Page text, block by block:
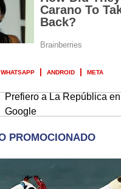
WHATSAPP ANDROID META
Prefiero a La República en
Google